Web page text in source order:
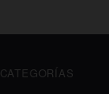
CATEGORÍAS